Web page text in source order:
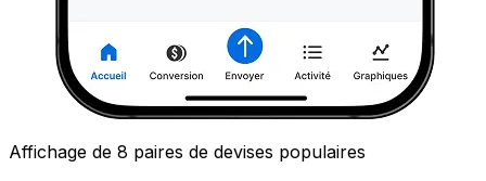
Affichage de 8 paires de devises populaires